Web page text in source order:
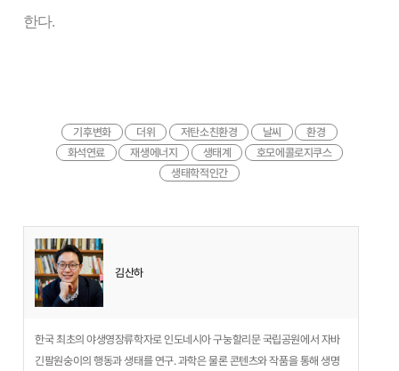
한다.
기후변화 더위 저탄소친환경 날씨
환경
화석연료
재생에너지 생태계
호모에콜로지쿠스
생태학적인간
김산하
한국 최초의 야생영장류학자로 인도네시아 구눙할리문 국립공원에서 자바
긴팔원숭이의 행동과 생태를 연구. 과학은 물론 콘텐츠와 작품을 통해 생명